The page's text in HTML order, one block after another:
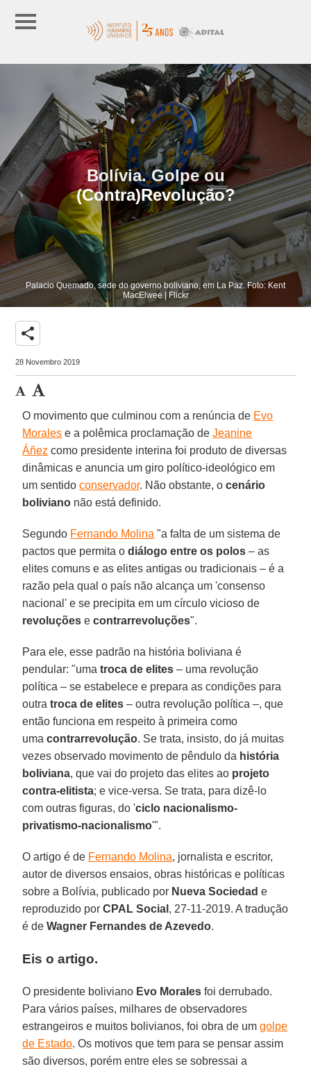
Bolívia. Golpe ou
(Contra)Revolução?
Palacio Quemado, sede do governo boliviano, em La Paz. Foto: Kent
MacElwee | Flickr
share
28 Novembro 2019
O movimento que culminou com a renúncia de Evo
Morales e a polêmica proclamação deJeanine
Áñez como presidente interina foi produto de diversas
dinâmicas e anuncia um giro político-ideológico em
um sentidoconservador. Não obstante, ocenário
boliviano não está definido.
Segundo Fernando Molina "a falta de um sistema de
pactos que permita odiálogo entre os polos – as
elites comuns e as elites antigas ou tradicionais – é a
razão pela qual o país não alcança um 'consenso
nacional' e se precipita em um círculo vicioso de
revoluções econtrarrevoluções".
Para ele, esse padrão na história boliviana é
pendular: "umatroca de elites – uma revolução
política – se estabelece e prepara as condições para
outratroca de elites – outra revolução política –, que
então funciona em respeito à primeira como
umacontrarrevolução. Se trata, insisto, do já muitas
vezes observado movimento de pêndulo da história
boliviana, que vai do projeto das elites ao projeto
contra-elitista; e vice-versa. Se trata, para dizê-lo
com outras figuras, do 'ciclo nacionalismo-
privatismo-nacionalismo'".
O artigo é de Fernando Molina, jornalista e escritor,
autor de diversos ensaios, obras históricas e políticas
sobre a Bolívia, publicado por Nueva Sociedad e
reproduzido porCPAL Social , 27-11-2019. A tradução
é deWagner Fernandes de Azevedo.
Eis o artigo.
O presidente boliviano Evo Morales foi derrubado.
Para vários países, milhares de observadores
estrangeiros e muitos bolivianos, foi obra de umgolpe
de Estado. Os motivos que tem para se pensar assim
são diversos, porém entre eles se sobressai a